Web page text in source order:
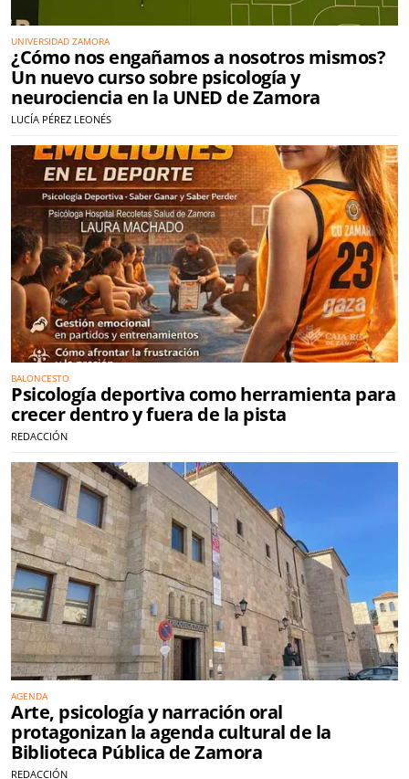
UNIVERSIDAD ZAMORA
¿Cómo nos engañamos a nosotros mismos?
Un nuevo curso sobre psicología y
neurociencia en la UNED de Zamora
LUCÍA PÉREZ LEONÉS
BALONCESTO
Psicología deportiva como herramienta para
crecer dentro y fuera de la pista
REDACCIÓN
AGENDA
Arte, psicología y narración oral
protagonizan la agenda cultural de la
Biblioteca Pública de Zamora
REDACCIÓN